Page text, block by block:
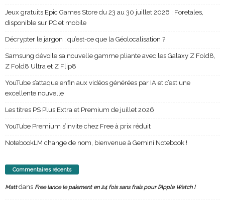
Jeux gratuits Epic Games Store du 23 au 30 juillet 2026 : Foretales,
disponible sur PC et mobile
Décrypter le jargon : qu’est-ce que la Géolocalisation ?
Samsung dévoile sa nouvelle gamme pliante avec les Galaxy Z Fold8,
Z Fold8 Ultra et Z Flip8
YouTube s’attaque enfin aux vidéos générées par IA et c’est une
excellente nouvelle
Les titres PS Plus Extra et Premium de juillet 2026
YouTube Premium s’invite chez Free à prix réduit
NotebookLM change de nom, bienvenue à Gemini Notebook !
Commentaires récents
Mattdans Free lance le paiement en 24 fois sans frais pour l’Apple Watch !